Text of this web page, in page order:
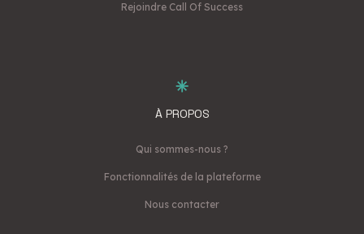
Rejoindre Call Of Success
À PROPOS
Qui sommes-nous ?
Fonctionnalités de la plateforme
Nous contacter